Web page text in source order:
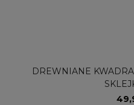
DREWNIANE